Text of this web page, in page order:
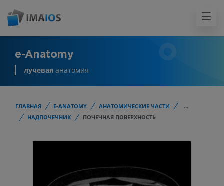
e-Anatomy
лучевая анатомия
ГЛАВНАЯ E-ANATOMY АНАТОМИЧЕСКИЕ ЧАСТИ
...
НАДПОЧЕЧНИК
ПОЧЕЧНАЯ ПОВЕРХНОСТЬ